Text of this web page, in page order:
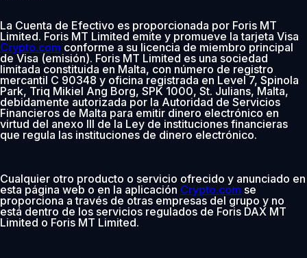
La Cuenta de Efectivo es proporcionada por Foris MT
Limited. Foris MT Limited emite y promueve la tarjeta Visa
Crypto.com conforme a su licencia de miembro principal
de Visa (emisión). Foris MT Limited es una sociedad
limitada constituida en Malta, con número de registro
mercantil C 90348 y oficina registrada en Level 7, Spinola
Park, Triq Mikiel Ang Borg, SPK 1000, St. Julians, Malta,
debidamente autorizada por la Autoridad de Servicios
Financieros de Malta para emitir dinero electrónico en
virtud del anexo III de la Ley de instituciones financieras
que regula las instituciones de dinero electrónico.
Cualquier otro producto o servicio ofrecido y anunciado en
esta página web o en la aplicación Crypto.com se
proporciona a través de otras empresas del grupo y no
está dentro de los servicios regulados de Foris DAX MT
Limited o Foris MT Limited.